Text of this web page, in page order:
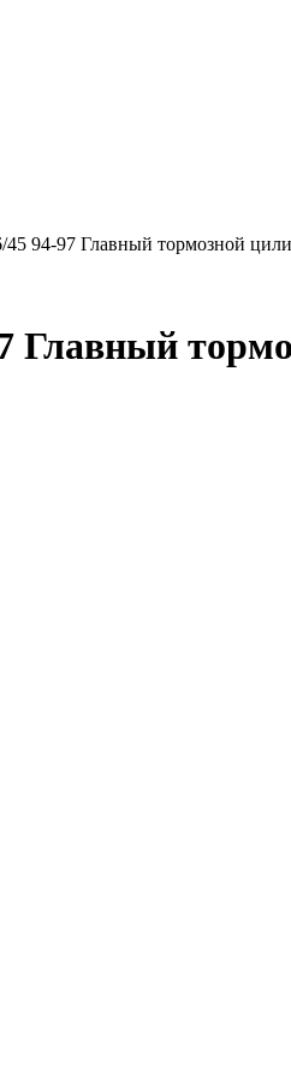
94-97 Главный тормозной
Главный